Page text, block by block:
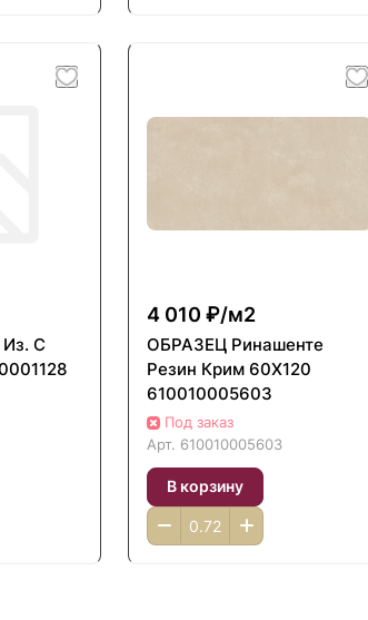
С
4 010 ₽/м2
ОБРАЗЕЦ Ринашенте
Резин Крим 60X120
610010005603
Под заказ
Арт. 610010005603
В корзину